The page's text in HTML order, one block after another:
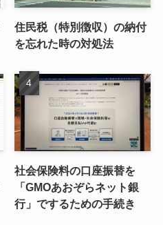
住民税（特別徴収）の納付
を忘れた時の対処法
社会保険料の口座振替を
「GMOあおぞらネット銀
行」でするための手続き